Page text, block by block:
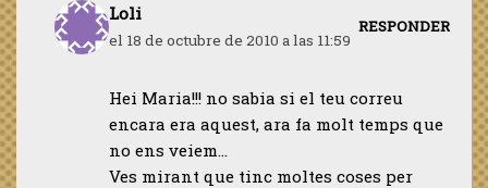
Loli
el 18 de octubre de 2010 a las 11:59
RESPONDER
Hei Maria!!! no sabia si el teu correu
encara era aquest, ara fa molt temps que
no ens veiem…
Ves mirant que tinc moltes coses per